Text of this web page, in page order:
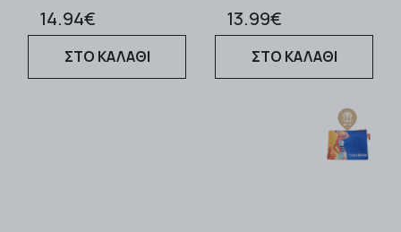
14.94€
ΣΤΟ ΚΑΛΑΘΙ
13.99€
ΣΤΟ ΚΑΛΑΘΙ